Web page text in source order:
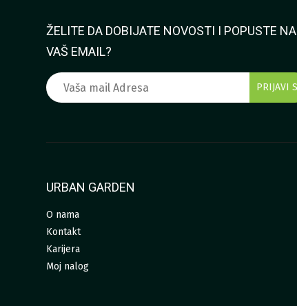
ŽELITE DA DOBIJATE NOVOSTI I POPUSTE NA
VAŠ EMAIL?
URBAN GARDEN
O nama
Kontakt
Karijera
Moj nalog